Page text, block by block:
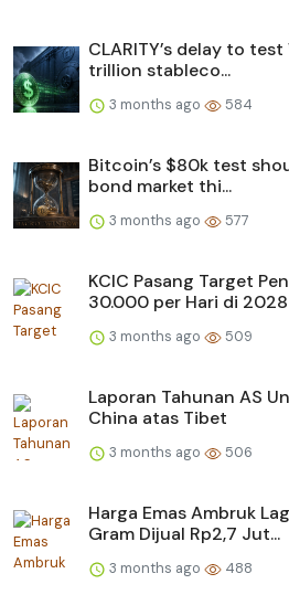
CLARITY’s delay to
trillion stableco...
3 months ago 584
Bitcoin’s $80k test
bond market thi...
3 months ago 577
KCIC Pasang Target
30.000 per Hari di 2028
3 months ago 509
Laporan Tahunan AS
China atas Tibet
3 months ago 506
Harga Emas Ambruk
Gram Dijual Rp2,7 Jut...
3 months ago 488